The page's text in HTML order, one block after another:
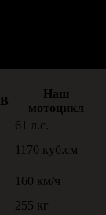
Наш
мотоцикл
61 л.с.
1170 куб.см
160 км/ч
255 кг